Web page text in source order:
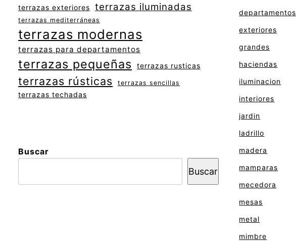
terrazas exteriores terrazas iluminadas
terrazas mediterráneas
terrazas modernas
terrazas para departamentos
terrazas pequeñas terrazas rusticas
terrazas rústicas terrazas sencillas
terrazas techadas
Buscar
Buscar
departamentos
exteriores
grandes
haciendas
iluminacion
interiores
jardin
ladrillo
madera
mamparas
mecedora
mesas
metal
mimbre